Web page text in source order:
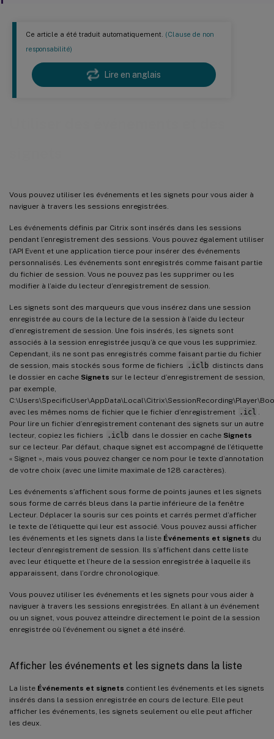
Ce article a été traduit automatiquement. (Clause de non
responsabilité)
Lire en anglais
Vous pouvez utiliser les événements et les signets pour vous aider à
naviguer à travers les sessions enregistrées.
Les événements définis par Citrix sont insérés dans les sessions
pendant l’enregistrement des sessions. Vous pouvez également utiliser
l’API Event et une application tierce pour insérer des événements
personnalisés. Les événements sont enregistrés comme faisant partie
du fichier de session. Vous ne pouvez pas les supprimer ou les
modifier à l’aide du lecteur d’enregistrement de session.
Les signets sont des marqueurs que vous insérez dans une session
enregistrée au cours de la lecture de la session à l’aide du lecteur
d’enregistrement de session. Une fois insérés, les signets sont
associés à la session enregistrée jusqu’à ce que vous les supprimiez.
Cependant, ils ne sont pas enregistrés comme faisant partie du fichier
de session, mais stockés sous forme de fichiers
.iclb distincts dans
le dossier en cache Signets sur le lecteur d’enregistrement de session,
par exemple,
avec les mêmes noms de fichier que le fichier d’enregistrement
.icl
Pour lire un fichier d’enregistrement contenant des signets sur un autre
lecteur, copiez les fichiers
.iclb dans le dossier en cache Signets
sur ce lecteur. Par défaut, chaque signet est accompagné de l’étiquette
« Signet », mais vous pouvez changer ce nom pour le texte d’annotation
de votre choix (avec une limite maximale de 128 caractères).
Les événements s’affichent sous forme de points jaunes et les signets
sous forme de carrés bleus dans la partie inférieure de la fenêtre
Lecteur. Déplacer la souris sur ces points et carrés permet d’afficher
le texte de l’étiquette qui leur est associé. Vous pouvez aussi afficher
les événements et les signets dans la liste Événements et signets du
lecteur d’enregistrement de session. Ils s’affichent dans cette liste
avec leur étiquette et l’heure de la session enregistrée à laquelle ils
apparaissent, dans l’ordre chronologique.
Vous pouvez utiliser les événements et les signets pour vous aider à
naviguer à travers les sessions enregistrées. En allant à un événement
ou un signet, vous pouvez atteindre directement le point de la session
enregistrée où l’événement ou signet a été inséré.
Afficher les événements et les signets dans la liste
La liste Événements et signets contient les événements et les signets
insérés dans la session enregistrée en cours de lecture. Elle peut
afficher les événements, les signets seulement ou elle peut afficher
les deux.